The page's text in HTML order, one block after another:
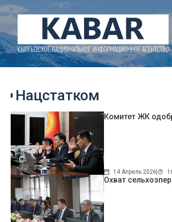
Нацстатком
Комитет ЖК
14 Апрель 2026
Охват